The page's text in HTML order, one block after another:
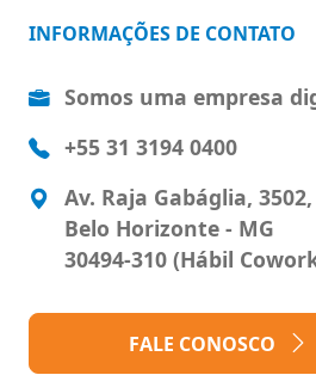
INFORMAÇÕES DE CONTATO
Somos uma empresa
+55 31 3194 0400
Av. Raja Gabáglia,
Belo Horizonte - MG
30494-310 (Hábil
FALE CONOSCO